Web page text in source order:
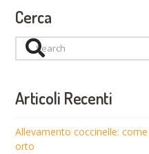
Cerca
Search
Articoli Recenti
Allevamento coccinelle:
orto